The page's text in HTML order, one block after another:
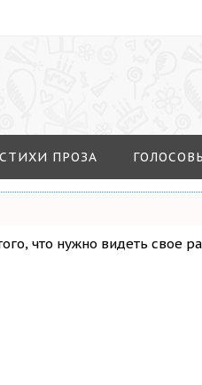
ПРОЗА
что нужно видеть свое